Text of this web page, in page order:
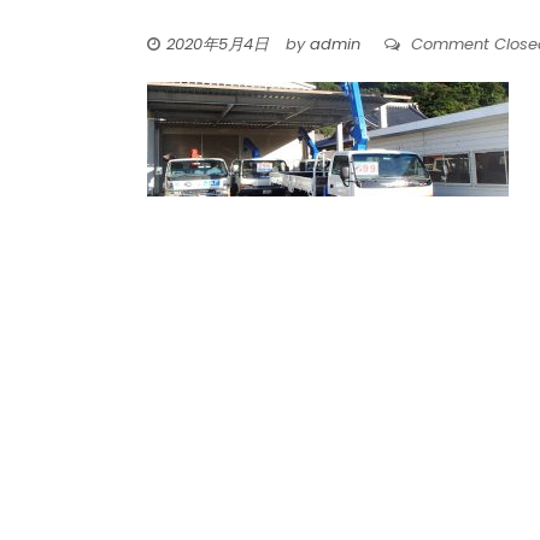
2020年5月4日 byadmin Comment